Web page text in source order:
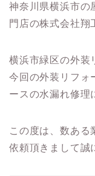
神奈川県横浜市の
門店の株式会社翔
横浜市緑区の外装
今回の外装リフォ
ースの水漏れ修理
この度は、数ある
依頼頂きまして誠